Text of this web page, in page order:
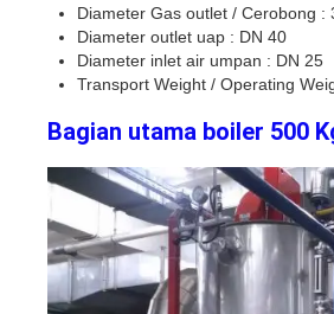
Diameter Gas outlet / Cerobong :
Diameter outlet uap : DN 40
Diameter inlet air umpan : DN 25
Transport Weight / Operating
Bagian utama boiler 500